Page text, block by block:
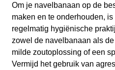
Om je navelbanaan op de
maken en te onderhouden,
regelmatig hygiënische
zowel de navelbanaan als
milde zoutoplossing of een
Vermijd het gebruik van